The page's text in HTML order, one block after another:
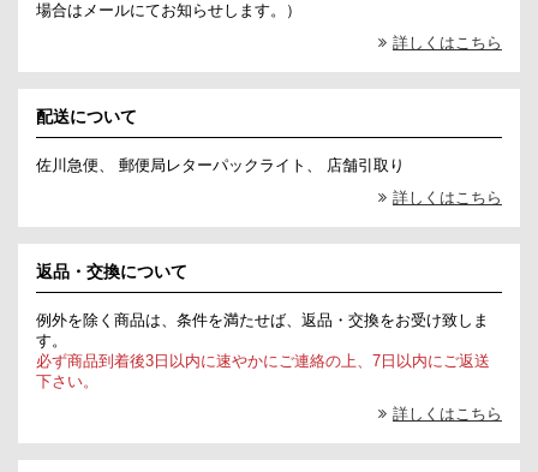
場合はメールにてお知らせします。）
詳しくはこちら
配送について
佐川急便、 郵便局レターパックライト、 店舗引取り
詳しくはこちら
返品・交換について
例外を除く商品は、条件を満たせば、返品・交換をお受け致しま
す。
必ず商品到着後3日以内に速やかにご連絡の上、7日以内にご返送
下さい。
詳しくはこちら